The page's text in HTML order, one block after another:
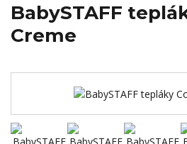
BabySTAFF
Creme